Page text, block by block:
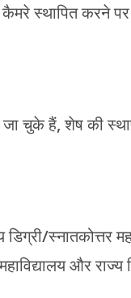
स्थापित करने
चुके हैं, शेष की
स्नातकोत्तर
और राज्य